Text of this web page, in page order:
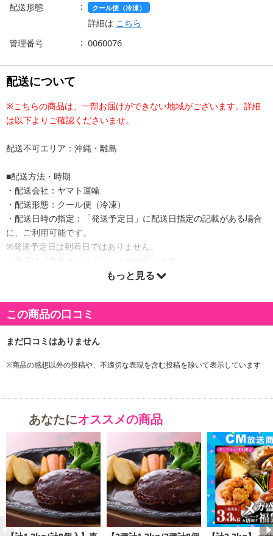
配送形態
クール便（冷凍）
詳細は こちら
管理番号
0060076
配送について
※こちらの商品は、一部お届けができない地域がございます。詳細
は以下よりご確認くださいませ。
配送不可エリア：沖縄・離島
■配送方法・時期
・配送会社：ヤマト運輸
・配送形態：クール便（冷凍）
・配送日時の指定：「発送予定日」に配送日指定の記載がある場合
に、ご利用可能です。
※発送予定日は到着日ではありません。
・商品は「産直オンライン」より出荷します。
商品詳細
ハンバーグに仕上げました。
もっと見る
この商品の口コミ
※商品の感想以外の投稿や、不適切な表現を含む投稿を除いて表示しています
あなたにオススメの商品